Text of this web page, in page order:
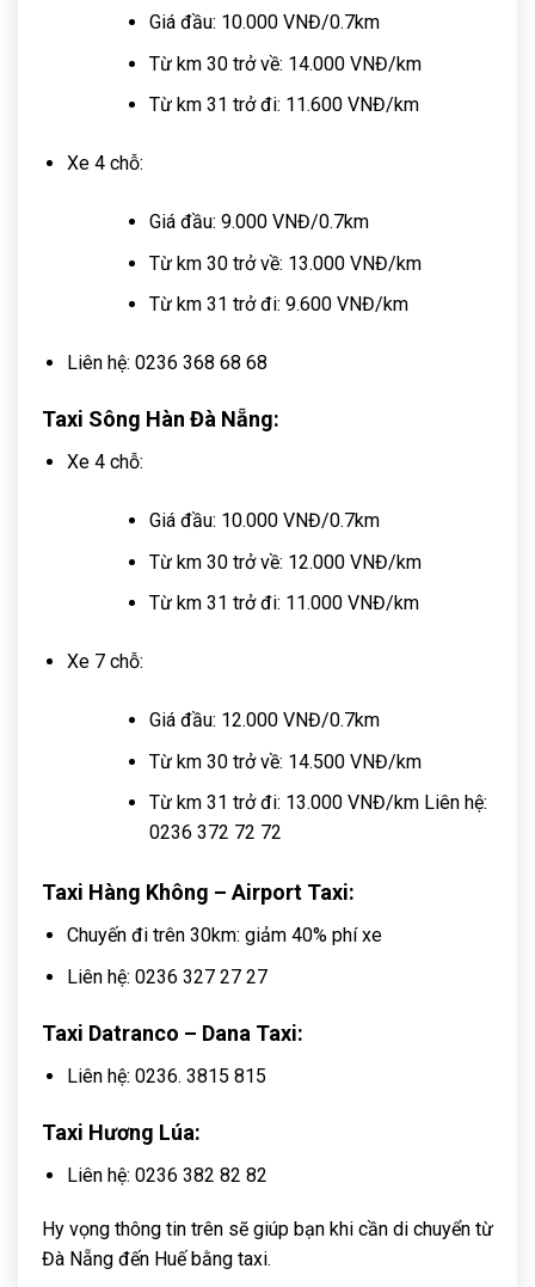
Giá đầu: 10.000 VNĐ/0.7km
Từ km 30 trở về: 14.000 VNĐ/km
Từ km 31 trở đi: 11.600 VNĐ/km
Xe 4 chỗ:
Giá đầu: 9.000 VNĐ/0.7km
Từ km 30 trở về: 13.000 VNĐ/km
Từ km 31 trở đi: 9.600 VNĐ/km
Liên hệ: 0236 368 68 68
Taxi Sông Hàn Đà Nẵng:
Xe 4 chỗ:
Giá đầu: 10.000 VNĐ/0.7km
Từ km 30 trở về: 12.000 VNĐ/km
Từ km 31 trở đi: 11.000 VNĐ/km
Xe 7 chỗ:
Giá đầu: 12.000 VNĐ/0.7km
Từ km 30 trở về: 14.500 VNĐ/km
Từ km 31 trở đi: 13.000 VNĐ/km Liên hệ:
0236 372 72 72
Taxi Hàng Không – Airport Taxi:
Chuyến đi trên 30km: giảm 40% phí xe
Liên hệ: 0236 327 27 27
Taxi Datranco – Dana Taxi:
Liên hệ: 0236. 3815 815
Taxi Hương Lúa:
Liên hệ: 0236 382 82 82
Hy vọng thông tin trên sẽ giúp bạn khi cần di chuyển từ
Đà Nẵng đến Huế bằng taxi.